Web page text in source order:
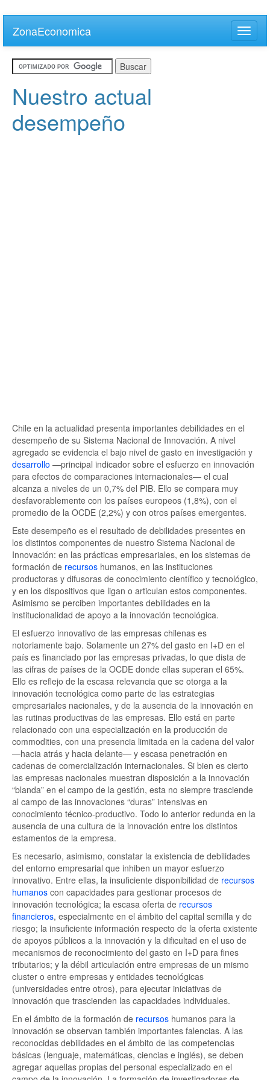
main
content
ZonaEconomica
Toggle
Nuestro actual
desempeño
Chile en la actualidad presenta importantes debilidades en el
desempeño de su Sistema Nacional de Innovación. A nivel
agregado se evidencia el bajo nivel de gasto en investigación y
desarrollo —principal indicador sobre el esfuerzo en innovación
para efectos de comparaciones internacionales— el cual
alcanza a niveles de un 0,7% del PIB. Ello se compara muy
desfavorablemente con los países europeos (1,8%), con el
promedio de la OCDE (2,2%) y con otros países emergentes.
Este desempeño es el resultado de debilidades presentes en
los distintos componentes de nuestro Sistema Nacional de
Innovación: en las prácticas empresariales, en los sistemas de
formación de recursos humanos, en las instituciones
productoras y difusoras de conocimiento científico y tecnológico,
y en los dispositivos que ligan o articulan estos componentes.
Asimismo se perciben importantes debilidades en la
institucionalidad de apoyo a la innovación tecnológica.
El esfuerzo innovativo de las empresas chilenas es
notoriamente bajo. Solamente un 27% del gasto en I+D en el
país es financiado por las empresas privadas, lo que dista de
las cifras de países de la OCDE donde ellas superan el 65%.
Ello es reflejo de la escasa relevancia que se otorga a la
innovación tecnológica como parte de las estrategias
empresariales nacionales, y de la ausencia de la innovación en
las rutinas productivas de las empresas. Ello está en parte
relacionado con una especialización en la producción de
commodities, con una presencia limitada en la cadena del valor
—hacia atrás y hacia delante— y escasa penetración en
cadenas de comercialización internacionales. Si bien es cierto
las empresas nacionales muestran disposición a la innovación
“blanda” en el campo de la gestión, esta no siempre trasciende
al campo de las innovaciones “duras” intensivas en
conocimiento técnico-productivo. Todo lo anterior redunda en la
ausencia de una cultura de la innovación entre los distintos
estamentos de la empresa.
Es necesario, asimismo, constatar la existencia de debilidades
del entorno empresarial que inhiben un mayor esfuerzo
innovativo. Entre ellas, la insuficiente disponibilidad de recursos
humanos con capacidades para gestionar procesos de
innovación tecnológica; la escasa oferta de recursos
financieros, especialmente en el ámbito del capital semilla y de
riesgo; la insuficiente información respecto de la oferta existente
de apoyos públicos a la innovación y la dificultad en el uso de
mecanismos de reconocimiento del gasto en I+D para fines
tributarios; y la débil articulación entre empresas de un mismo
cluster o entre empresas y entidades tecnológicas
(universidades entre otros), para ejecutar iniciativas de
innovación que trascienden las capacidades individuales.
En el ámbito de la formación de recursos humanos para la
innovación se observan también importantes falencias. A las
reconocidas debilidades en el ámbito de las competencias
básicas (lenguaje, matemáticas, ciencias e inglés), se deben
agregar aquellas propias del personal especializado en el